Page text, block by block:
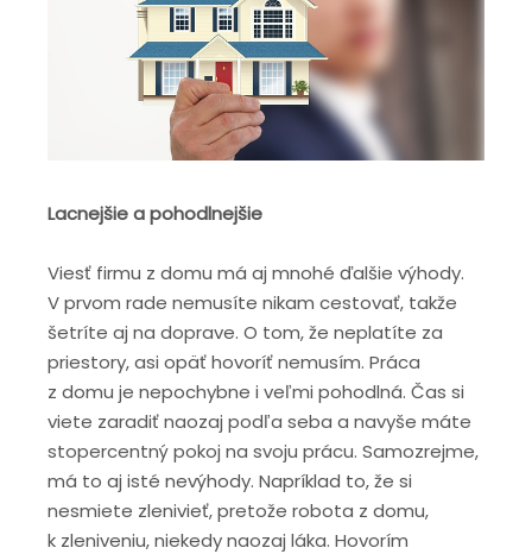
Lacnejšie a pohodlnejšie
Viesť firmu z domu má aj mnohé ďalšie výhody.
V prvom rade nemusíte nikam cestovať, takže
šetríte aj na doprave. O tom, že neplatíte za
priestory, asi opäť hovoríť nemusím. Práca
z domu je nepochybne i veľmi pohodlná. Čas si
viete zaradiť naozaj podľa seba a navyše máte
stopercentný pokoj na svoju prácu. Samozrejme,
má to aj isté nevýhody. Napríklad to, že si
nesmiete zlenivieť, pretože robota z domu,
k zleniveniu, niekedy naozaj láka. Hovorím